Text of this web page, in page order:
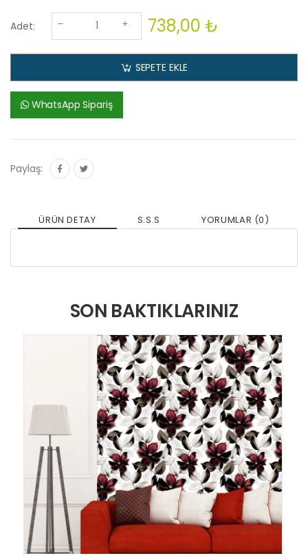
Adet: 738,00 ₺
SEPETE EKLE
WhatsApp Sipariş
Paylaş:
ÜRÜN DETAY S.S.S YORUMLAR (0)
SON BAKTIKLARINIZ